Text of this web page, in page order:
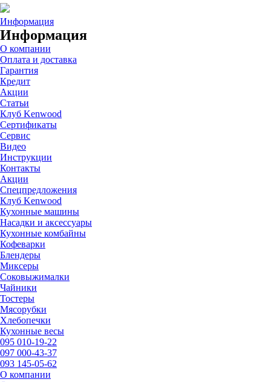
Информация
Информация
О компании
Оплата и доставка
Гарантия
Кредит
Акции
Статьи
Клуб Kenwood
Сертификаты
Сервис
Видео
Инструкции
Контакты
Акции
Спецпредложения
Клуб Kenwood
Кухонные машины
Насадки и аксессуары
Кухонные комбайны
Кофеварки
Блендеры
Миксеры
Соковыжималки
Чайники
Тостеры
Мясорубки
Хлебопечки
Кухонные весы
095 010-19-22
097 000-43-37
093 145-05-62
О компании